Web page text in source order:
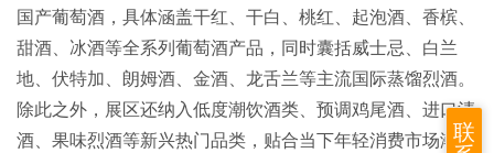
国产葡萄酒，具体涵盖干红、干白、桃红、起泡酒、香槟、
甜酒、冰酒等全系列葡萄酒产品，同时囊括威士忌、白兰
地、伏特加、朗姆酒、金酒、龙舌兰等主流国际蒸馏烈酒。
除此之外，展区还纳入低度潮饮酒类、预调鸡尾酒、进口清
酒、果味烈酒等新兴热门品类，贴合当下年轻消费市场潮联